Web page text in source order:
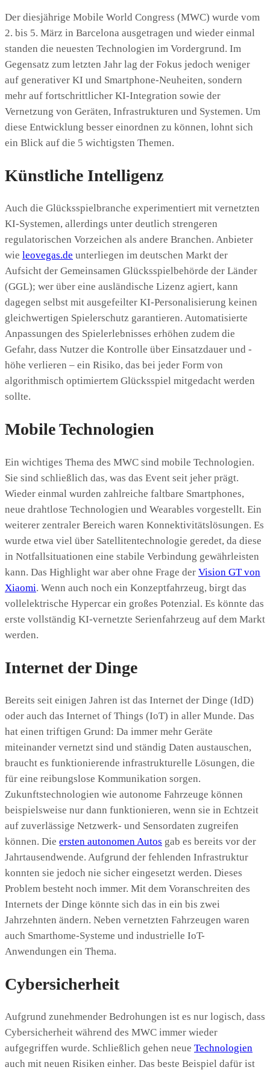
Der diesjährige Mobile World Congress (MWC) wurde vom
2. bis 5. März in Barcelona ausgetragen und wieder einmal
standen die neuesten Technologien im Vordergrund. Im
Gegensatz zum letzten Jahr lag der Fokus jedoch weniger
auf generativer KI und Smartphone-Neuheiten, sondern
mehr auf fortschrittlicher KI-Integration sowie der
Vernetzung von Geräten, Infrastrukturen und Systemen. Um
diese Entwicklung besser einordnen zu können, lohnt sich
ein Blick auf die 5 wichtigsten Themen.
Künstliche Intelligenz
Auch die Glücksspielbranche experimentiert mit vernetzten
KI-Systemen, allerdings unter deutlich strengeren
regulatorischen Vorzeichen als andere Branchen. Anbieter
wie leovegas.de unterliegen im deutschen Markt der
Aufsicht der Gemeinsamen Glücksspielbehörde der Länder
(GGL); wer über eine ausländische Lizenz agiert, kann
dagegen selbst mit ausgefeilter KI-Personalisierung keinen
gleichwertigen Spielerschutz garantieren. Automatisierte
Anpassungen des Spielerlebnisses erhöhen zudem die
Gefahr, dass Nutzer die Kontrolle über Einsatzdauer und -
höhe verlieren – ein Risiko, das bei jeder Form von
algorithmisch optimiertem Glücksspiel mitgedacht werden
sollte.
Mobile Technologien
Ein wichtiges Thema des MWC sind mobile Technologien.
Sie sind schließlich das, was das Event seit jeher prägt.
Wieder einmal wurden zahlreiche faltbare Smartphones,
neue drahtlose Technologien und Wearables vorgestellt. Ein
weiterer zentraler Bereich waren Konnektivitätslösungen. Es
wurde etwa viel über Satellitentechnologie geredet, da diese
in Notfallsituationen eine stabile Verbindung gewährleisten
kann. Das Highlight war aber ohne Frage der Vision GT von
Xiaomi. Wenn auch noch ein Konzeptfahrzeug, birgt das
vollelektrische Hypercar ein großes Potenzial. Es könnte das
erste vollständig KI-vernetzte Serienfahrzeug auf dem Markt
werden.
Internet der Dinge
Bereits seit einigen Jahren ist das Internet der Dinge (IdD)
oder auch das Internet of Things (IoT) in aller Munde. Das
hat einen triftigen Grund: Da immer mehr Geräte
miteinander vernetzt sind und ständig Daten austauschen,
braucht es funktionierende infrastrukturelle Lösungen, die
für eine reibungslose Kommunikation sorgen.
Zukunftstechnologien wie autonome Fahrzeuge können
beispielsweise nur dann funktionieren, wenn sie in Echtzeit
auf zuverlässige Netzwerk- und Sensordaten zugreifen
können. Die ersten autonomen Autos gab es bereits vor der
Jahrtausendwende. Aufgrund der fehlenden Infrastruktur
konnten sie jedoch nie sicher eingesetzt werden. Dieses
Problem besteht noch immer. Mit dem Voranschreiten des
Internets der Dinge könnte sich das in ein bis zwei
Jahrzehnten ändern. Neben vernetzten Fahrzeugen waren
auch Smarthome-Systeme und industrielle IoT-
Anwendungen ein Thema.
Cybersicherheit
Aufgrund zunehmender Bedrohungen ist es nur logisch, dass
Cybersicherheit während des MWC immer wieder
aufgegriffen wurde. Schließlich gehen neue Technologien
auch mit neuen Risiken einher. Das beste Beispiel dafür ist